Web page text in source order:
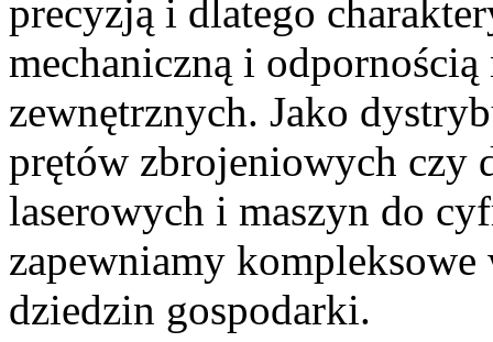
precyzją i dlatego
mechaniczną i
zewnętrznych. Jako
prętów zbrojeniowych czy
laserowych i maszyn do
zapewniamy
dziedzin gospodarki.